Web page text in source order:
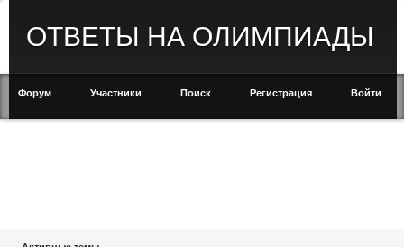
ОТВЕТЫ НА ОЛИМПИАДЫ
Форум Участники Поиск Регистрация Войти